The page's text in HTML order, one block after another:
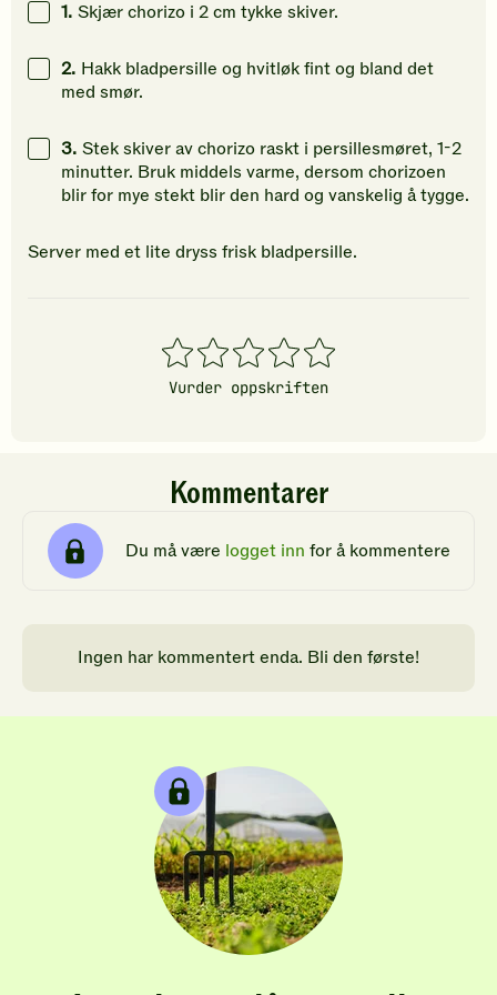
din
din
1. Skjær chorizo i 2 cm tykke skiver.
2. Hakk bladpersille og hvitløk fint og bland det
med smør.
3. Stek skiver av chorizo raskt i persillesmøret, 1-2
minutter. Bruk middels varme, dersom chorizoen
blir for mye stekt blir den hard og vanskelig å tygge.
Server med et lite dryss frisk bladpersille.
1
stjerner
2
stjerner
3
stjerner
4
stjerner
5
stjerner
Vurder oppskriften
Kommentarer
Du må være logget inn for å kommentere
Ingen har kommentert enda. Bli den første!